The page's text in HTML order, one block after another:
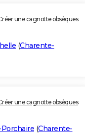
une cagnotte obsèques
(Charente-
une cagnotte obsèques
(Charente-